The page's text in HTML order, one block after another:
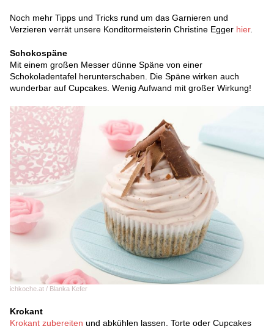
Noch mehr Tipps und Tricks rund um das Garnieren und
Verzieren verrät unsere Konditormeisterin Christine Egger hier.
Schokospäne
Mit einem großen Messer dünne Späne von einer
Schokoladentafel herunterschaben. Die Späne wirken auch
wunderbar auf Cupcakes. Wenig Aufwand mit großer Wirkung!
ichkoche.at / Blanka Kefer
Krokant
Krokant zubereiten und abkühlen lassen. Torte oder Cupcakes